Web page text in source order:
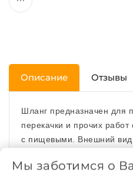
Описание Отзывы
Шланг предназначен для
перекачки и прочих
с пищевыми. Внешний вид
Мы заботимся о